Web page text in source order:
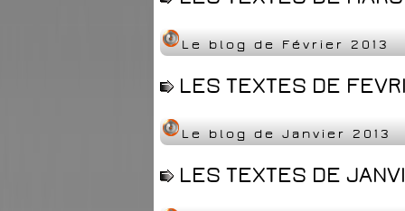
Le blog de Février 2013
LES TEXTES DE
Le blog de Janvier 2013
LES TEXTES DE